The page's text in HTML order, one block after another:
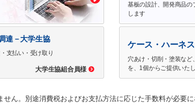
達－大学生協
支払い・受け取り
大学生協組合員様
基板の設計、開発商品の
します
ケース・ハーネ
穴あけ・切削・塗装な
を、1個からご提供いた
ん。別途消費税およびお支払方法に応じた手数料が必要に